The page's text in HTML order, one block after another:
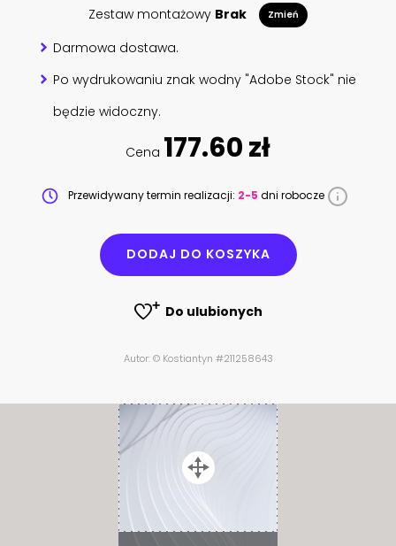
Zestaw montażowy Brak Zmień
Darmowa dostawa.
Po wydrukowaniu znak wodny "Adobe Stock" nie
będzie widoczny.
Cena 177.60 zł
Przewidywany termin realizacji: 2-5 dni robocze
DODAJ DO KOSZYKA
Do ulubionych
Autor: © Kostiantyn #211258643